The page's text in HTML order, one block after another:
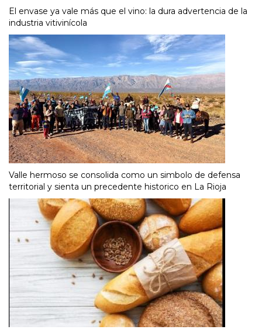
El envase ya vale más que el vino: la dura advertencia de la
industria vitivinícola
Valle hermoso se consolida como un simbolo de defensa
territorial y sienta un precedente historico en La Rioja